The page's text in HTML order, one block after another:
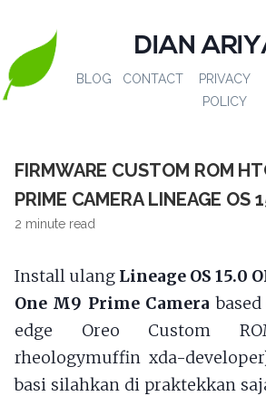
DIAN
BLOG CONTACT
PRIVACY
POLICY
FIRMWARE CUSTOM ROM
PRIME CAMERA LINEAGE OS
2 minute read
Install ulang Lineage OS 15.0
One M9 Prime Camera
edge Oreo Custom
rheologymuffin xda-
basi silahkan di praktekkan